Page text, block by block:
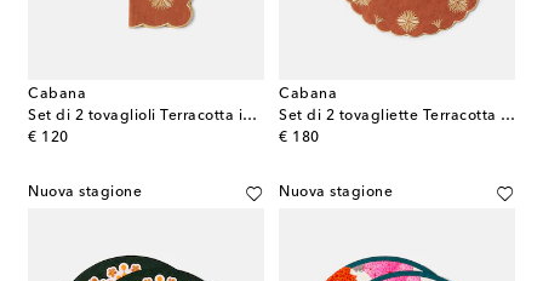
Cabana
Set di 2 tovaglioli Terracotta in lino e cotone
€ 120
original price
Cabana
Set di 2 tovagliette Terracotta in lino e cotone
€ 180
original price
Nuova stagione Nuova stagione